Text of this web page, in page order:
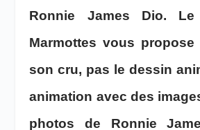
Ronnie James Dio.
Marmottes vous
son cru, pas le dessin
animation avec des
photos de Ronnie